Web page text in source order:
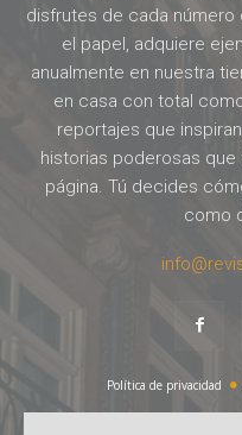
disfrutes de cada número
el papel, adquiere
anualmente en nuestra
en casa con total
reportajes que
historias poderosas que
página. Tú decides
como
Política de privacidad